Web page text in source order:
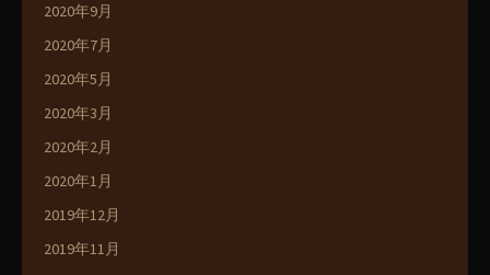
2020年9月
2020年7月
2020年5月
2020年3月
2020年2月
2020年1月
2019年12月
2019年11月